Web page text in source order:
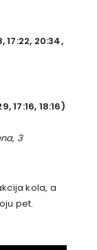
17:22, 20:34,
17:16, 18:16)
3
kola, a
pet.